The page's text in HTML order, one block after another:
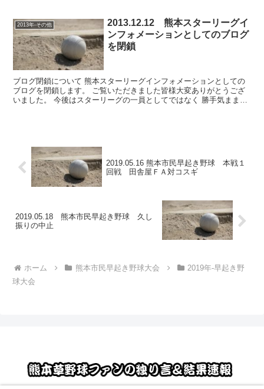
2013年-その他
2013.12.12 熊本スターリーグイ
ンフォメーションとしてのブログ
を閉鎖
ブログ閉鎖について 熊本スターリーグインフォメーションとしての
ブログを閉鎖します。 ご覧いただきました皆様大変ありがとうござ
いました。 今後はスターリーグの一員としてではなく 勝手気ままに
2019.05.16 熊本市民早起き野球 本戦１
回戦 田舎屋ＦＡ対コスギ
2019.05.18 熊本市民早起き野球 久し
振りの中止
ホーム 熊本市民早起き野球大会
2019年-早起き野
球大会